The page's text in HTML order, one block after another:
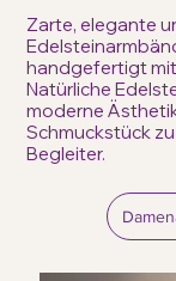
Zarte, elegante
handgefertigt mit
Natürliche
moderne
Schmuckstück
Begleiter.